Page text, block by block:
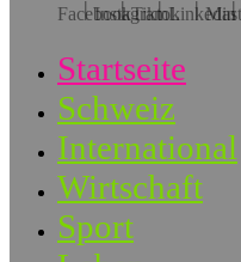
Startseite
Schweiz
International
Wirtschaft
Sport